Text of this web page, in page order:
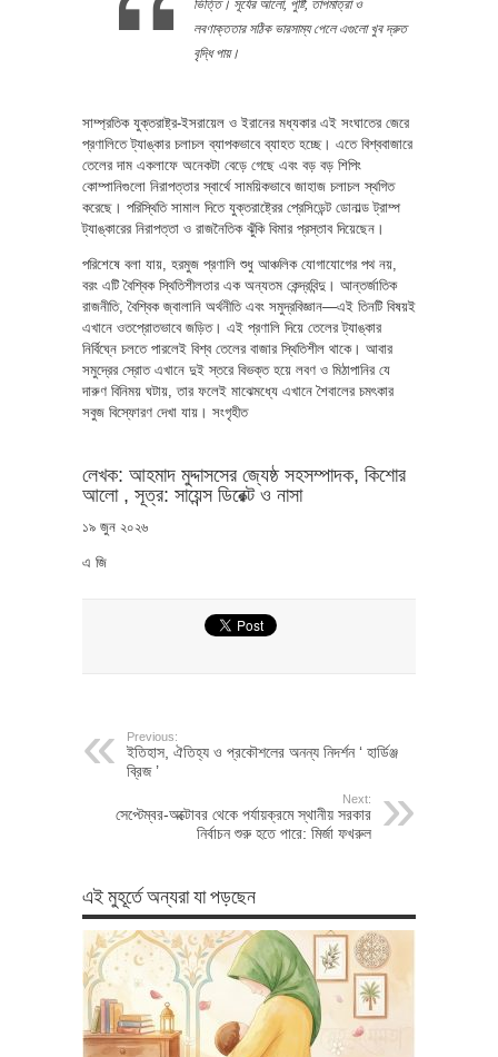
ভিত্তি। সূর্যের আলো, পুষ্টি, তাপমাত্রা ও
লবণাক্ততার সঠিক ভারসাম্য পেলে এগুলো খুব দ্রুত
বৃদ্ধি পায়।
সাম্প্রতিক যুক্তরাষ্ট্র-ইসরায়েল ও ইরানের মধ্যকার এই সংঘাতের জেরে
প্রণালিতে ট্যাঙ্কার চলাচল ব্যাপকভাবে ব্যাহত হচ্ছে। এতে বিশ্ববাজারে
তেলের দাম একলাফে অনেকটা বেড়ে গেছে এবং বড় বড় শিপিং
কোম্পানিগুলো নিরাপত্তার স্বার্থে সাময়িকভাবে জাহাজ চলাচল স্থগিত
করেছে। পরিস্থিতি সামাল দিতে যুক্তরাষ্ট্রের প্রেসিডেন্ট ডোনাল্ড ট্রাম্প
ট্যাঙ্কারের নিরাপত্তা ও রাজনৈতিক ঝুঁকি বিমার প্রস্তাব দিয়েছেন।
পরিশেষে বলা যায়, হরমুজ প্রণালি শুধু আঞ্চলিক যোগাযোগের পথ নয়,
বরং এটি বৈশ্বিক স্থিতিশীলতার এক অন্যতম কেন্দ্রবিন্দু। আন্তর্জাতিক
রাজনীতি, বৈশ্বিক জ্বালানি অর্থনীতি এবং সমুদ্রবিজ্ঞান—এই তিনটি বিষয়ই
এখানে ওতপ্রোতভাবে জড়িত। এই প্রণালি দিয়ে তেলের ট্যাঙ্কার
নির্বিঘ্নে চলতে পারলেই বিশ্ব তেলের বাজার স্থিতিশীল থাকে। আবার
সমুদ্রের স্রোত এখানে দুই স্তরে বিভক্ত হয়ে লবণ ও মিঠাপানির যে
দারুণ বিনিময় ঘটায়, তার ফলেই মাঝেমধ্যে এখানে শৈবালের চমৎকার
সবুজ বিস্ফোরণ দেখা যায়। সংগৃহীত
লেখক: আহমাদ মুদ্দাসসের জ্যেষ্ঠ সহসম্পাদক, কিশোর
আলো , সূত্র: সায়েন্স ডিরেক্ট ও নাসা
১৯ জুন ২০২৬
এ জি
Previous:
ইতিহাস, ঐতিহ্য ও প্রকৌশলের অনন্য নিদর্শন ‘ হার্ডিঞ্জ
ব্রিজ ’
Next:
সেপ্টেম্বর-অক্টোবর থেকে পর্যায়ক্রমে স্থানীয় সরকার
নির্বাচন শুরু হতে পারে: মির্জা ফখরুল
এই মুহূর্তে অন্যরা যা পড়ছেন